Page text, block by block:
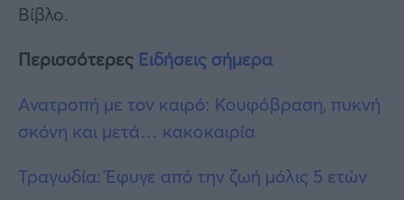
Βίβλο.
Περισσότερες Ειδήσεις σήμερα
Ανατροπή με τον καιρό: Κουφόβραση, πυκνή
σκόνη και μετά… κακοκαιρία
Τραγωδία: Έφυγε από την ζωή μόλις 5 ετών